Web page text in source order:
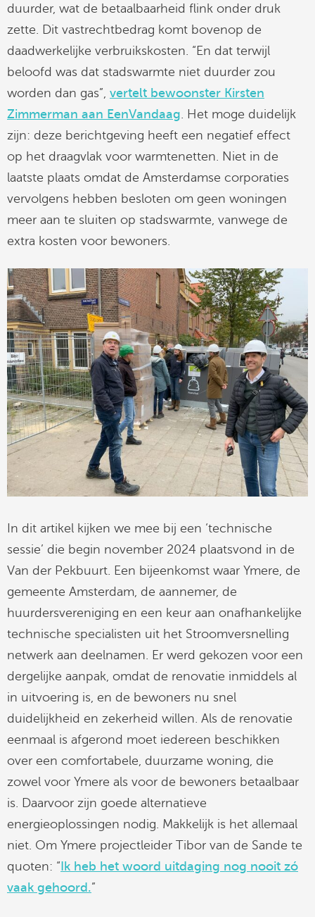
duurder, wat de betaalbaarheid flink onder druk
zette. Dit vastrechtbedrag komt bovenop de
daadwerkelijke verbruikskosten. “En dat terwijl
beloofd was dat stadswarmte niet duurder zou
worden dan gas”, vertelt bewoonster Kirsten
Zimmerman aan EenVandaag. Het moge duidelijk
zijn: deze berichtgeving heeft een negatief effect
op het draagvlak voor warmtenetten. Niet in de
laatste plaats omdat de Amsterdamse corporaties
vervolgens hebben besloten om geen woningen
meer aan te sluiten op stadswarmte, vanwege de
extra kosten voor bewoners.
In dit artikel kijken we mee bij een ‘technische
sessie’ die begin november 2024 plaatsvond in de
Van der Pekbuurt. Een bijeenkomst waar Ymere, de
gemeente Amsterdam, de aannemer, de
huurdersvereniging en een keur aan onafhankelijke
technische specialisten uit het Stroomversnelling
netwerk aan deelnamen. Er werd gekozen voor een
dergelijke aanpak, omdat de renovatie inmiddels al
in uitvoering is, en de bewoners nu snel
duidelijkheid en zekerheid willen. Als de renovatie
eenmaal is afgerond moet iedereen beschikken
over een comfortabele, duurzame woning, die
zowel voor Ymere als voor de bewoners betaalbaar
is. Daarvoor zijn goede alternatieve
energieoplossingen nodig. Makkelijk is het allemaal
niet. Om Ymere projectleider Tibor van de Sande te
quoten: “Ik heb het woord uitdaging nog nooit zó
vaak gehoord.”